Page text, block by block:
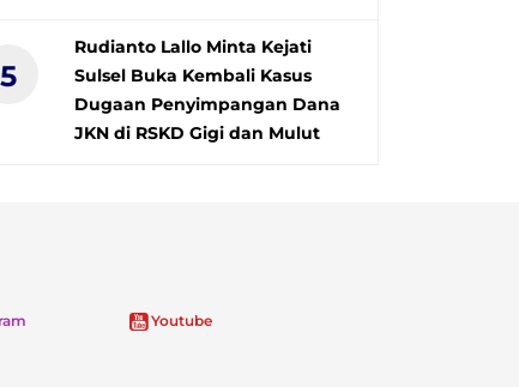
5
Rudianto Lallo Minta Kejati
Sulsel Buka Kembali Kasus
Dugaan Penyimpangan Dana
JKN di RSKD Gigi dan Mulut
Youtube